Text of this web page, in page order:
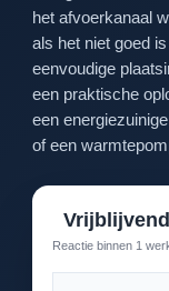
het afvoerkanaal
als het niet goed
eenvoudige
een praktische
een
of een
Reactie binnen 1